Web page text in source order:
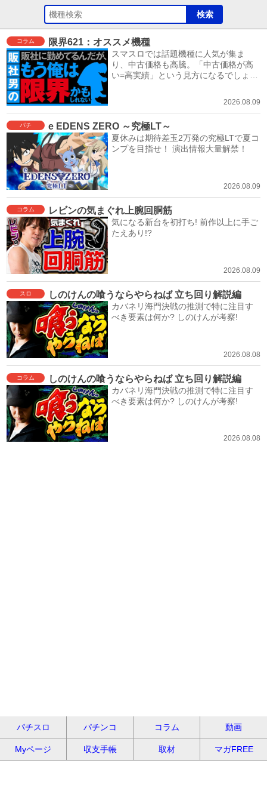
コラム 限界621：オススメ機種
スマスロでは話題機種に人気が集ま
り、中古価格も高騰。「中古価格が高
い=高実績」という見方になるでしょ
2026.08.09
パチ e EDENS ZERO ～究極LT～
夏休みは期待差玉2万発の究極LTで夏コ
ンプを目指せ！ 演出情報大量解禁！
2026.08.09
コラム レビンの気まぐれ上腕回胴筋
気になる新台を初打ち! 前作以上に手ご
たえあり!?
2026.08.09
スロ しのけんの喰うならやらねば 立ち回り解説編
カバネリ海門決戦の推測で特に注目す
べき要素は何か? しのけんが考察!
2026.08.08
コラム しのけんの喰うならやらねば 立ち回り解説編
カバネリ海門決戦の推測で特に注目す
べき要素は何か? しのけんが考察!
2026.08.08
パチスロ パチンコ コラム 動画
Myページ 収支手帳 取材 マガFREE